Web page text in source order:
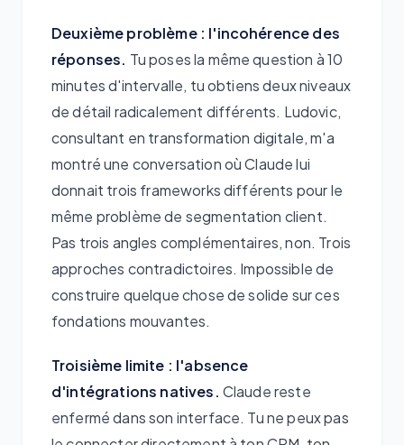
Deuxième problème : l'incohérence des
réponses. Tu poses la même question à 10
minutes d'intervalle, tu obtiens deux niveaux
de détail radicalement différents. Ludovic,
consultant en transformation digitale, m'a
montré une conversation où Claude lui
donnait trois frameworks différents pour le
même problème de segmentation client.
Pas trois angles complémentaires, non. Trois
approches contradictoires. Impossible de
construire quelque chose de solide sur ces
fondations mouvantes.
Troisième limite : l'absence
d'intégrations natives. Claude reste
enfermé dans son interface. Tu ne peux pas